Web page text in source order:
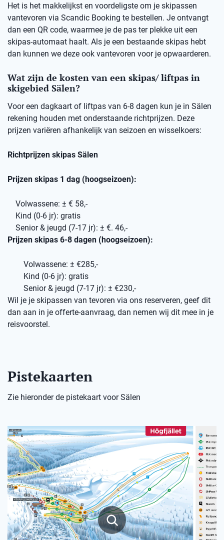
Het is het makkelijkst en voordeligste om je skipassen
vantevoren via Scandic Booking te bestellen. Je ontvangt
dan een QR code, waarmee je de pas ter plekke uit een
skipas-automaat haalt. Als je een bestaande skipas hebt
dan kunnen we deze ook vantevoren voor je opwaarderen.
Wat zijn de kosten van een skipas/ liftpas in
skigebied Sälen?
Voor een dagkaart of liftpas van 6-8 dagen kun je in Sälen
rekening houden met onderstaande richtprijzen. Deze
prijzen variëren afhankelijk van seizoen en wisselkoers:
Richtprijzen skipas Sälen
Prijzen skipas 1 dag (hoogseizoen):
Volwassene: ± € 58,-
Kind (0-6 jr): gratis
Senior & jeugd (7-17 jr): ± €. 46,-
Prijzen skipas 6-8 dagen (hoogseizoen):
Volwassene: ± €285,-
Kind (0-6 jr): gratis
Senior & jeugd (7-17 jr): ± €230,-
Wil je je skipassen van tevoren via ons reserveren, geef dit
dan aan in je offerte-aanvraag, dan nemen wij dit mee in je
reisvoorstel.
Pistekaarten
Zie hieronder de pistekaart voor Sälen